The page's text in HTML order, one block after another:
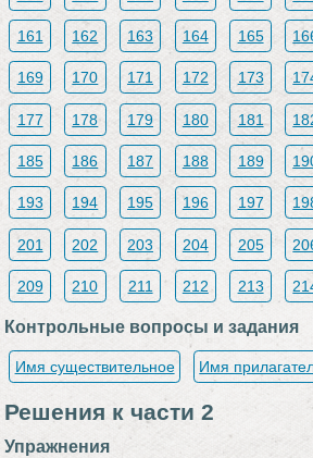
161 162 163 164 165
169 170 171 172 173
177 178 179 180 181
185 186 187 188 189
193 194 195 196 197
201 202 203 204 205
209 210 211 212 213
Контрольные вопросы и задания
Имя существительное Имя
Решения к части 2
Упражнения